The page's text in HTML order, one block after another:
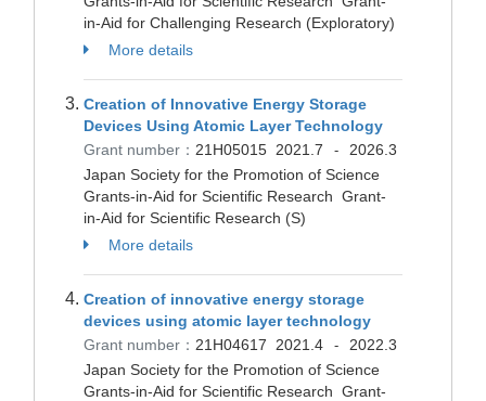
in-Aid for Challenging Research (Exploratory)
More details
Creation of Innovative Energy Storage
Devices Using Atomic Layer Technology
Grant number： 21H05015 2021.7 -
2026.3
Japan Society for the Promotion of Science
Grants-in-Aid for Scientific Research Grant-
in-Aid for Scientific Research (S)
More details
Creation of innovative energy storage
devices using atomic layer technology
Grant number： 21H04617 2021.4 -
2022.3
Japan Society for the Promotion of Science
Grants-in-Aid for Scientific Research Grant-